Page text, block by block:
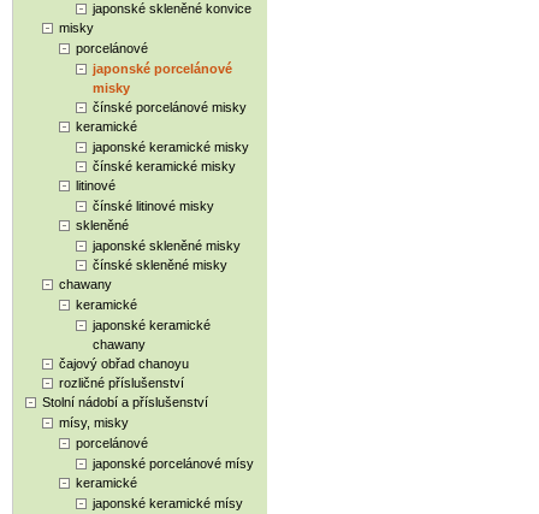
japonské skleněné konvice
misky
porcelánové
japonské porcelánové
misky
čínské porcelánové misky
keramické
japonské keramické misky
čínské keramické misky
litinové
čínské litinové misky
skleněné
japonské skleněné misky
čínské skleněné misky
chawany
keramické
japonské keramické
chawany
čajový obřad chanoyu
rozličné příslušenství
Stolní nádobí a příslušenství
mísy, misky
porcelánové
japonské porcelánové mísy
keramické
japonské keramické mísy